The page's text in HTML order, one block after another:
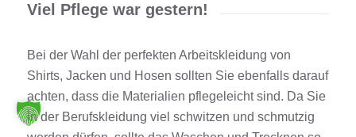
Viel Pflege war gestern!
Bei der Wahl der perfekten Arbeitskleidung von
Shirts, Jacken und Hosen sollten Sie ebenfalls darauf
achten, dass die Materialien pflegeleicht sind. Da Sie
in der Berufskleidung viel schwitzen und schmutzig